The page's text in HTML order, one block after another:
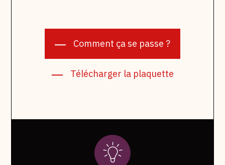
Comment ça se passe ?
Télécharger la plaquette